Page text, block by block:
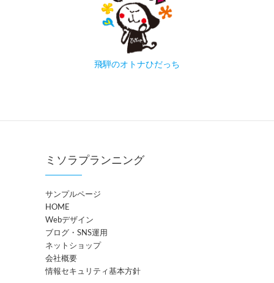
飛騨のオトナひだっち
ミソラプランニング
サンプルページ
HOME
Webデザイン
ブログ・SNS運用
ネットショップ
会社概要
情報セキュリティ基本方針